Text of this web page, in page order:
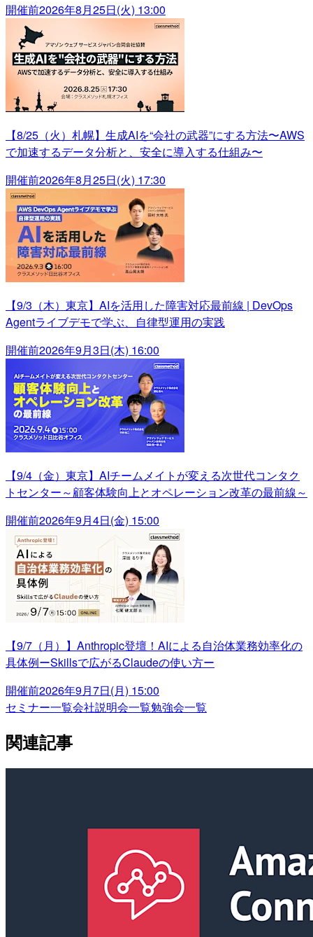
開催前2026年8月25日(火) 13:00
【8/25（火）札幌】生成AIを“会社の武器”にする方法〜AWS
で加速するデータ分析と、安全に導入する仕組み〜
開催前2026年8月25日(火) 17:30
【9/3（木）東京】AIを活用した障害対応最前線 | DevOps
Agentライブデモで学ぶ、自律型運用の実践
開催前2026年9月3日(木) 16:00
【9/4（金）東京】AIチームメイトが変える次世代コンタク
トセンター～顧客体験向上とオペレーション改革の最前線～
開催前2026年9月4日(金) 15:00
【9/7（月）】Anthropic登壇！AIによる自治体業務効率化の
具体例ーSkillsで広がるClaudeの使い方ー
開催前2026年9月7日(月) 15:00
セミナー一覧会社説明会一覧勉強会一覧
関連記事